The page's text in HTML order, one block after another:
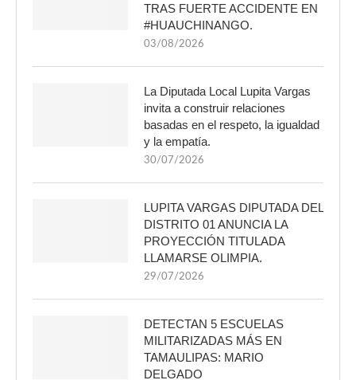
TRAS FUERTE ACCIDENTE EN
#HUAUCHINANGO.
03/08/2026
La Diputada Local Lupita Vargas
invita a construir relaciones
basadas en el respeto, la igualdad
y la empatía.
30/07/2026
LUPITA VARGAS DIPUTADA DEL
DISTRITO 01 ANUNCIA LA
PROYECCIÓN TITULADA
LLAMARSE OLIMPIA.
29/07/2026
DETECTAN 5 ESCUELAS
MILITARIZADAS MÁS EN
TAMAULIPAS: MARIO
DELGADO